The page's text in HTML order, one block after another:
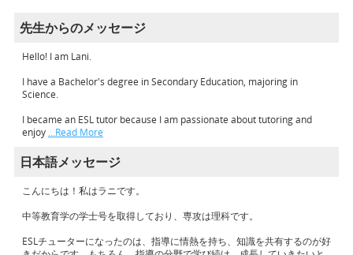
先生からのメッセージ
Hello! I am Lani.
I have a Bachelor's degree in Secondary Education, majoring in
Science.
I became an ESL tutor because I am passionate about tutoring and
enjoy …Read More
日本語メッセージ
こんにちは！私はラニです。
中等教育学の学士号を取得しており、専攻は理科です。
ESLチューターになったのは、指導に情熱を持ち、知識を共有するのが好